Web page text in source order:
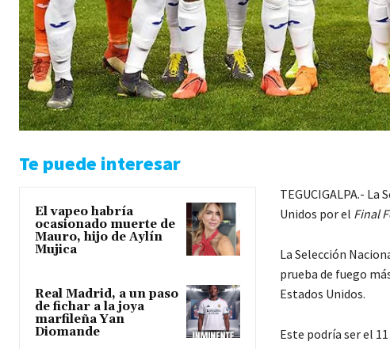
Te puede interesar
El vapeo habría
ocasionado muerte de
Mauro, hijo de Aylín
Mujica
Real Madrid, a un paso
de fichar a la joya
marfileña Yan
Diomande
TEGUCIGALPA.-
Unidos por el Final
La Selección
prueba de fuego
Estados Unidos.
Este podría ser el